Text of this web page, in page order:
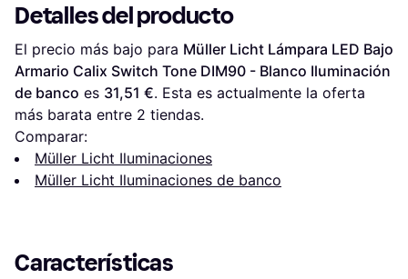
Detalles del producto
El precio más bajo para Müller Licht Lámpara LED Bajo
Armario Calix Switch Tone DIM90 - Blanco Iluminación
de banco es 31,51 €. Esta es actualmente la oferta
más barata entre 2 tiendas.
Comparar:
Müller Licht Iluminaciones
Müller Licht Iluminaciones de banco
Características